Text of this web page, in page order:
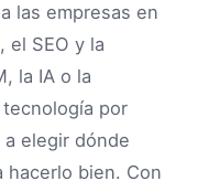
las empresas en
el SEO y la
la IA o la
por
elegir dónde
hacerlo bien. Con